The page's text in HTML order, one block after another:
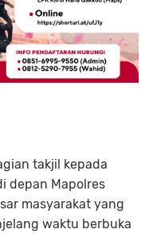
takjil kepada
depan Mapolres
masyarakat yang
waktu berbuka